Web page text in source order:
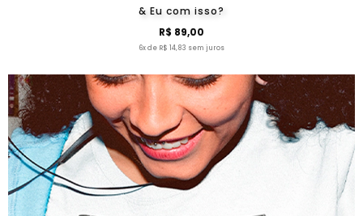
& Eu com isso?
R$ 89,00
6x de R$ 14,83 sem juros